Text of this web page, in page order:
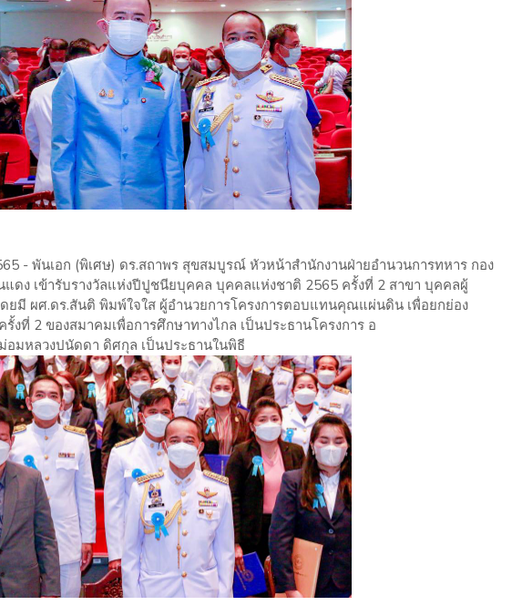
- พันเอก (พิเศษ) ดร.สถาพร สุขสมบูรณ์ หัวหน้าสำนักงานฝ่ายอำนวนการทหาร กอง
ดง เข้ารับรางวัลแห่งปีปูชนียบุคคล บุคคลแห่งชาติ 2565 ครั้งที่ 2 สาขา บุคคลผู้
ยมี ผศ.ดร.สันติ พิมพ์ใจใส ผู้อำนวยการโครงการตอบแทนคุณแผ่นดิน เพื่อยกย่อง
งที่ 2 ของสมาคมเพื่อการศึกษาทางไกล เป็นประธานโครงการ อ
อมหลวงปนัดดา ดิศกุล เป็นประธานในพิธี